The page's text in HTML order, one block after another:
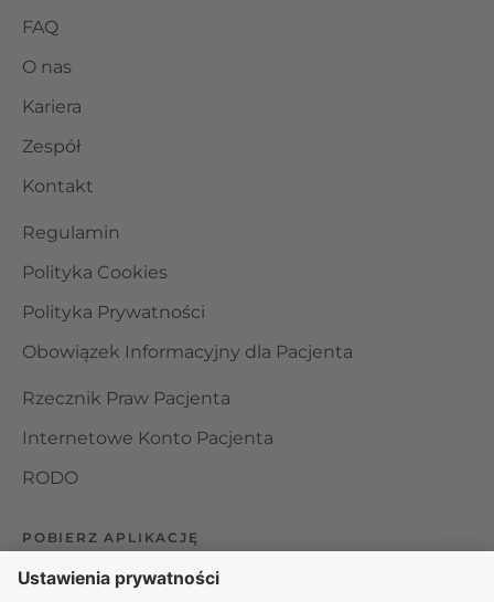
FAQ
O nas
Kariera
Zespół
Kontakt
Regulamin
Polityka Cookies
Polityka Prywatności
Obowiązek Informacyjny dla Pacjenta
Rzecznik Praw Pacjenta
Internetowe Konto Pacjenta
RODO
POBIERZ APLIKACJĘ